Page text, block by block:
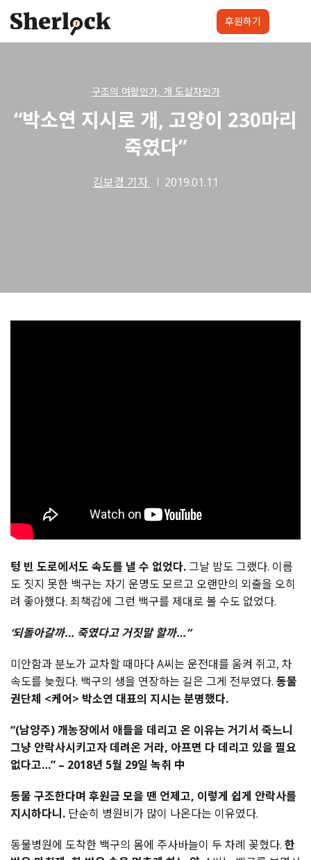
content
후원하기
구조의 여왕인가, 개 도살자인가
“박소연 지시로 개, 고양이 230마리
죽였다”
김보경 기자 2019.01.11
텅 빈 도로에서도 속도를 낼 수 없었다. 그날 밤도 그랬다. 이름
도 짓지 못한 백구는 자기 운명도 모르고 오랜만의 외출을 오히
려 좋아했다. 죄책감에 그런 백구를 제대로 볼 수도 없었다.
‘되돌아갈까… 죽였다고 거짓말 할까…”
미안함과 분노가 교차할 때마다 A씨는 운전대를 움켜 쥐고, 차
속도를 늦췄다. 백구의 생을 연장하는 길은 그게 전부였다. 동물
권단체 <케어> 박소연 대표의 지시는 분명했다.
“(남양주) 개농장에서 애들을 데리고 온 이유는 거기서 죽느니
그냥 안락사시키고자 데려온 거라, 아프면 다 데리고 있을 필요
없다고…” – 2018년 5월 29일 녹취 中
동물 구조한다며 후원금 모을 땐 언제고, 이렇게 쉽게 안락사를
지시하다니. 단순히 병원비가 많이 나온다는 이유였다.
동물병원에 도착한 백구의 몸에 주사바늘이 두 차례 꽂혔다. 한